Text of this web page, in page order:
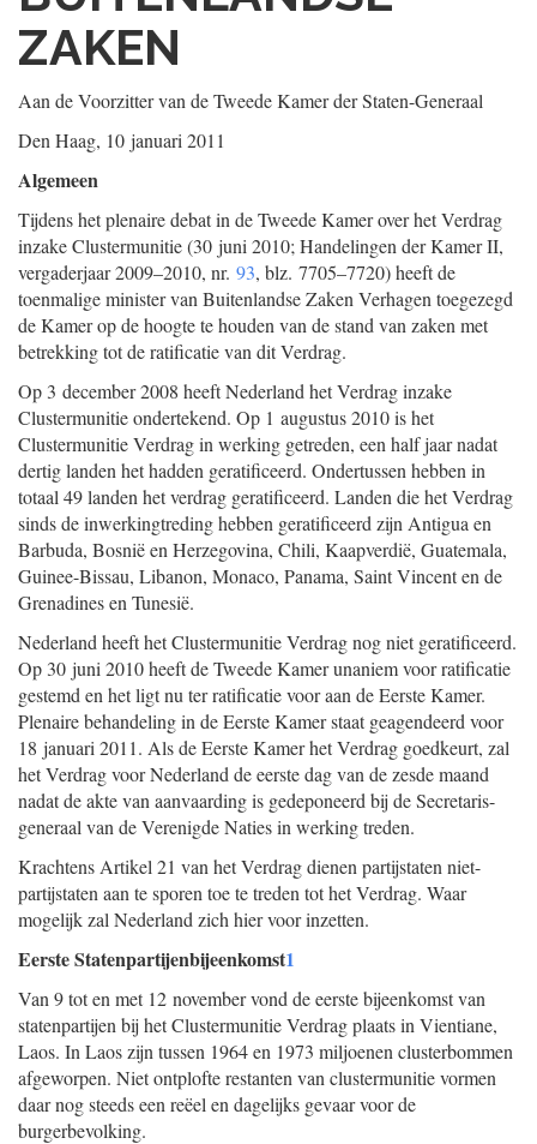
ZAKEN
Aan de Voorzitter van de Tweede Kamer der Staten-Generaal
Den Haag, 10 januari 2011
Algemeen
Tijdens het plenaire debat in de Tweede Kamer over het Verdrag
inzake Clustermunitie (30 juni 2010; Handelingen der Kamer II,
vergaderjaar 2009–2010, nr. 93, blz. 7705–7720) heeft de
toenmalige minister van Buitenlandse Zaken Verhagen toegezegd
de Kamer op de hoogte te houden van de stand van zaken met
betrekking tot de ratificatie van dit Verdrag.
Op 3 december 2008 heeft Nederland het Verdrag inzake
Clustermunitie ondertekend. Op 1 augustus 2010 is het
Clustermunitie Verdrag in werking getreden, een half jaar nadat
dertig landen het hadden geratificeerd. Ondertussen hebben in
totaal 49 landen het verdrag geratificeerd. Landen die het Verdrag
sinds de inwerkingtreding hebben geratificeerd zijn Antigua en
Barbuda, Bosnië en Herzegovina, Chili, Kaapverdië, Guatemala,
Guinee-Bissau, Libanon, Monaco, Panama, Saint Vincent en de
Grenadines en Tunesië.
Nederland heeft het Clustermunitie Verdrag nog niet geratificeerd.
Op 30 juni 2010 heeft de Tweede Kamer unaniem voor ratificatie
gestemd en het ligt nu ter ratificatie voor aan de Eerste Kamer.
Plenaire behandeling in de Eerste Kamer staat geagendeerd voor
18 januari 2011. Als de Eerste Kamer het Verdrag goedkeurt, zal
het Verdrag voor Nederland de eerste dag van de zesde maand
nadat de akte van aanvaarding is gedeponeerd bij de Secretaris-
generaal van de Verenigde Naties in werking treden.
Krachtens Artikel 21 van het Verdrag dienen partijstaten niet-
partijstaten aan te sporen toe te treden tot het Verdrag. Waar
mogelijk zal Nederland zich hier voor inzetten.
Eerste Statenpartijenbijeenkomst1
Van 9 tot en met 12 november vond de eerste bijeenkomst van
statenpartijen bij het Clustermunitie Verdrag plaats in Vientiane,
Laos. In Laos zijn tussen 1964 en 1973 miljoenen clusterbommen
afgeworpen. Niet ontplofte restanten van clustermunitie vormen
daar nog steeds een reëel en dagelijks gevaar voor de
burgerbevolking.